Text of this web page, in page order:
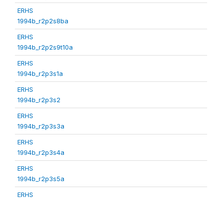
ERHS
1994b_r2p2s8ba
ERHS
1994b_r2p2s9t10a
ERHS
1994b_r2p3s1a
ERHS
1994b_r2p3s2
ERHS
1994b_r2p3s3a
ERHS
1994b_r2p3s4a
ERHS
1994b_r2p3s5a
ERHS